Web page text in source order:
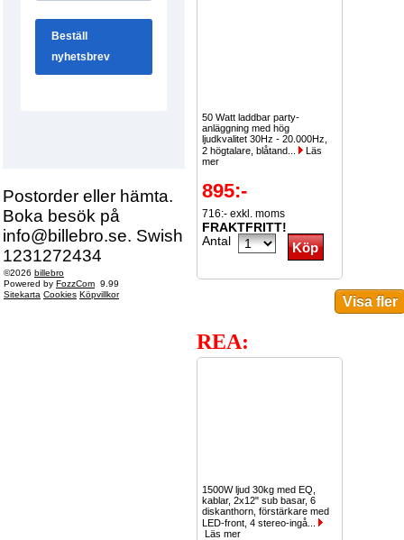
Postorder eller hämta.
Boka besök på
info@billebro.se. Swish
1231272434
©2026 billebro
Powered by FozzCom 9.99
Sitekarta Cookies Köpvillkor
50 Watt laddbar party-
anläggning med hög
ljudkvalitet 30Hz - 20.000Hz,
2 högtalare, blåtand...
Läs
mer
895:-
716:- exkl. moms
FRAKTFRITT!
Antal
REA:
1500W ljud 30kg med EQ,
kablar, 2x12" sub basar, 6
diskanthorn, förstärkare med
LED-front, 4 stereo-ingå...
Läs mer